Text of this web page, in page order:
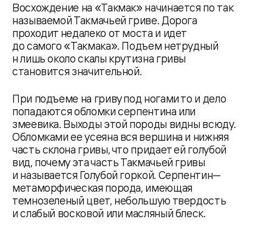
Восхождение на «Такмак» начинается по так
называемой Такмачьей гриве. Дорога
проходит недалеко от моста и идет
до самого «Такмака». Подъем нетрудный
н лишь около скалы крутизна гривы
становится значительной.
При подъеме на гриву под ногами то и дело
попадаются обломки серпентина или
змеевика. Выходы этой породы видны всюду.
Обломками ее усеяна вся вершина и нижняя
часть склона гривы, что придает ей голубой
вид, почему эта часть Такмачьей гривы
и называется Голубой горкой. Серпентин—
метаморфическая порода, имеющая
темнозеленый цвет, небольшую твердость
и слабый восковой или масляный блеск.